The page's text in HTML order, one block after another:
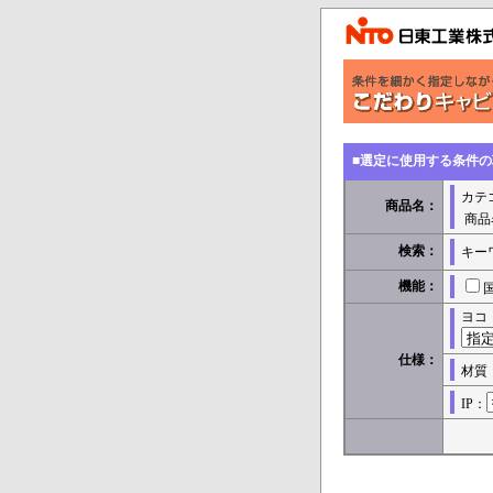
■選定に使用する条件
商品名：
カテ
商品
検索： キー
機能：
仕様：
ヨコ
材質
IP：